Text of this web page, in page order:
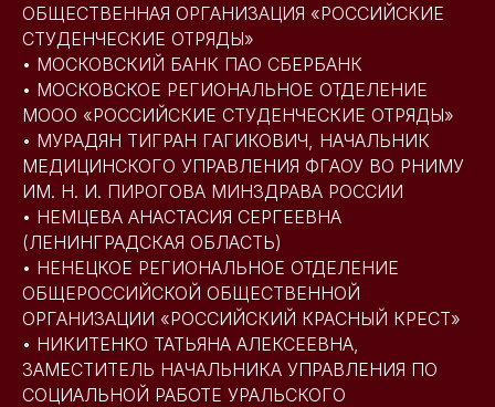
ОБЩЕСТВЕННАЯ ОРГАНИЗАЦИЯ «РОССИЙСКИЕ
СТУДЕНЧЕСКИЕ ОТРЯДЫ»
• МОСКОВСКИЙ БАНК ПАО СБЕРБАНК
• МОСКОВСКОЕ РЕГИОНАЛЬНОЕ ОТДЕЛЕНИЕ
МООО «РОССИЙСКИЕ СТУДЕНЧЕСКИЕ ОТРЯДЫ»
• МУРАДЯН ТИГРАН ГАГИКОВИЧ, НАЧАЛЬНИК
МЕДИЦИНСКОГО УПРАВЛЕНИЯ ФГАОУ ВО РНИМУ
ИМ. Н. И. ПИРОГОВА МИНЗДРАВА РОССИИ
• НЕМЦЕВА АНАСТАСИЯ СЕРГЕЕВНА
(ЛЕНИНГРАДСКАЯ ОБЛАСТЬ)
• НЕНЕЦКОЕ РЕГИОНАЛЬНОЕ ОТДЕЛЕНИЕ
ОБЩЕРОССИЙСКОЙ ОБЩЕСТВЕННОЙ
ОРГАНИЗАЦИИ «РОССИЙСКИЙ КРАСНЫЙ КРЕСТ»
• НИКИТЕНКО ТАТЬЯНА АЛЕКСЕЕВНА,
ЗАМЕСТИТЕЛЬ НАЧАЛЬНИКА УПРАВЛЕНИЯ ПО
СОЦИАЛЬНОЙ РАБОТЕ УРАЛЬСКОГО